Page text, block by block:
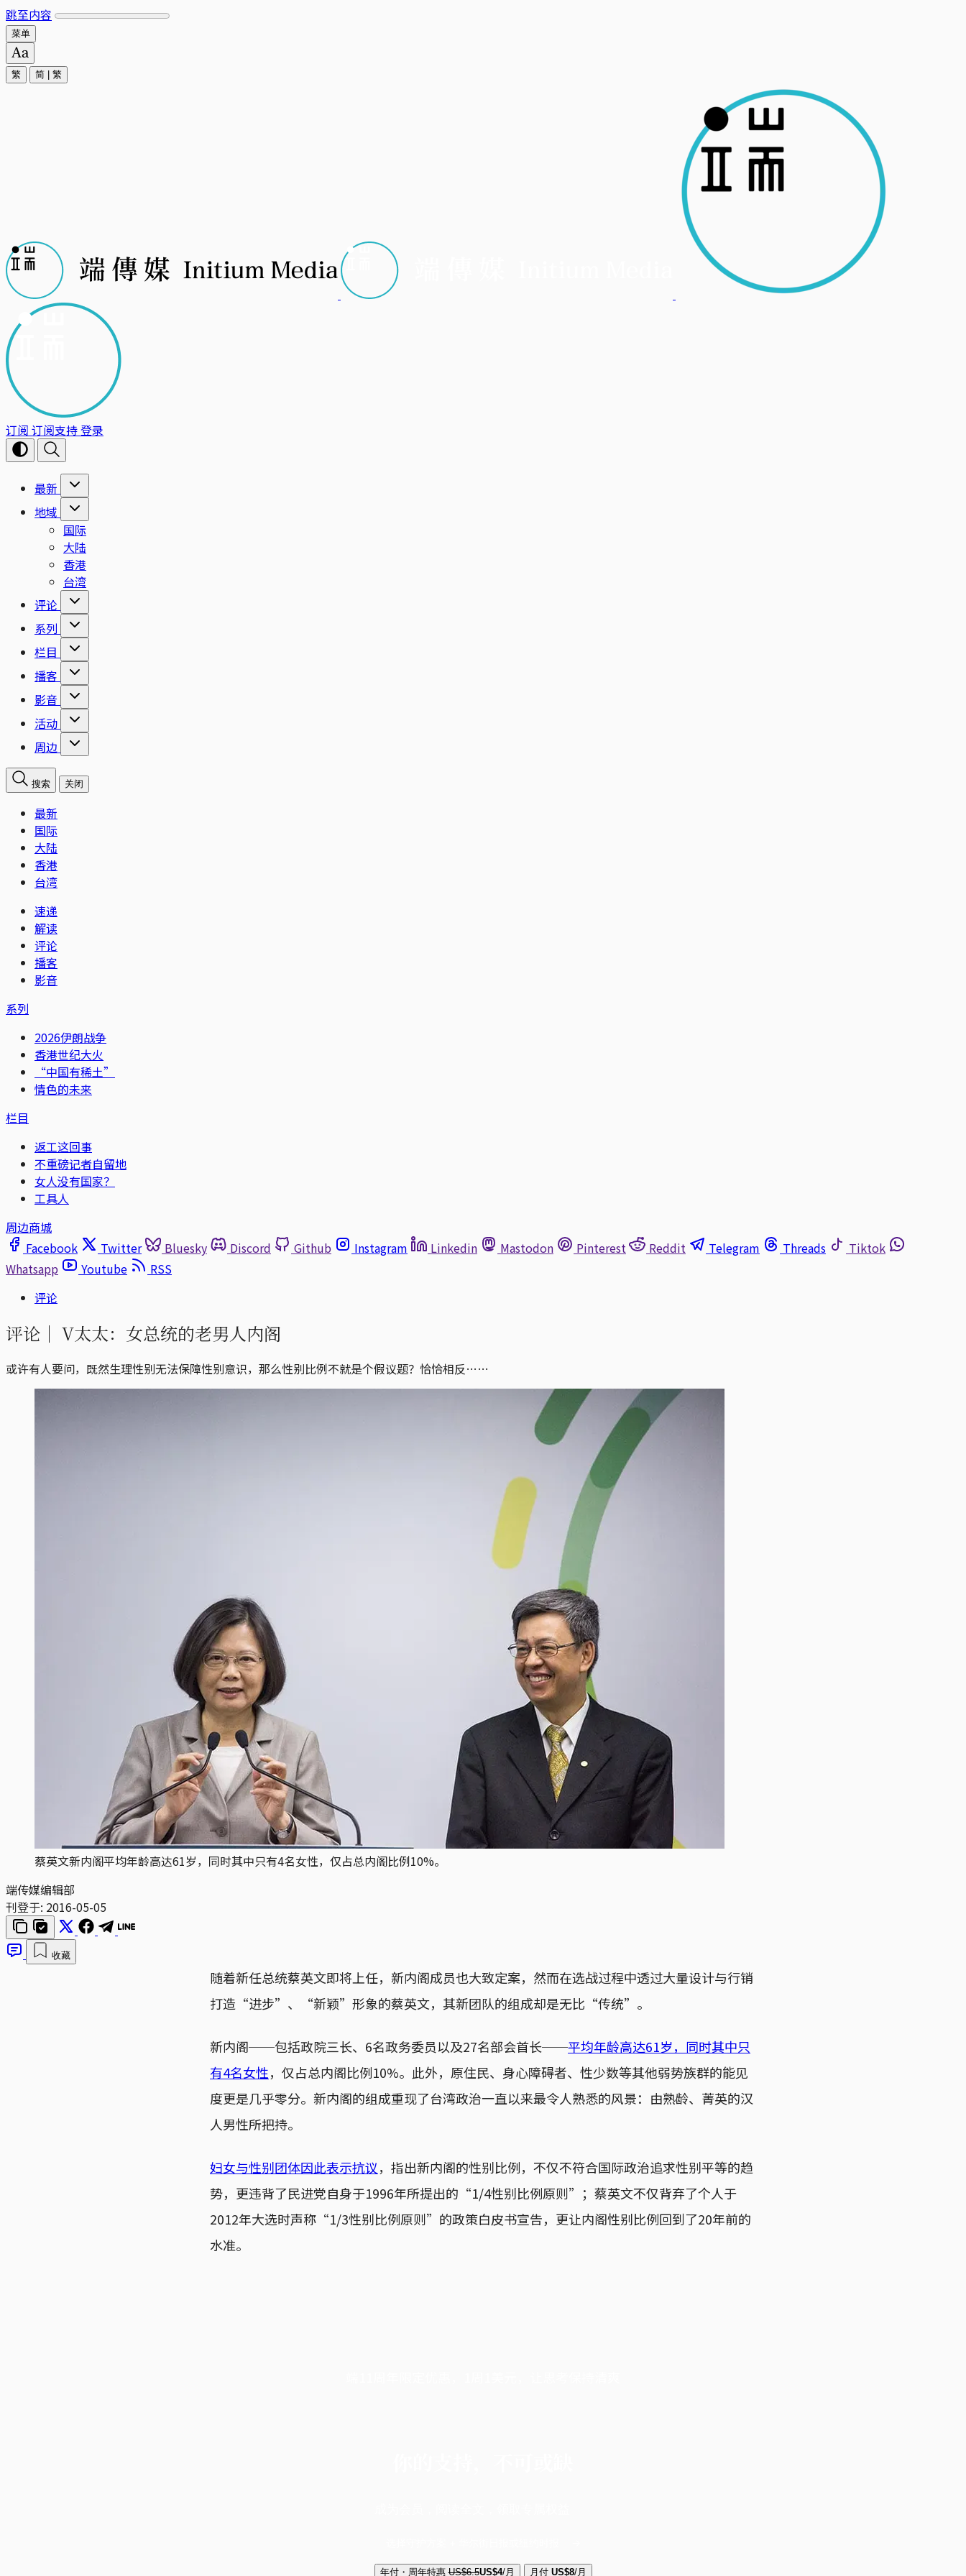
跳至内容
菜单
繁 简 繁
订阅 订阅支持登录
最新
地域
国际
大陆
香港
台湾
评论
系列
栏目
播客
影音
活动
周边
搜索 关闭
最新
国际
大陆
香港
台湾
速递
解读
评论
播客
影音
系列
2026伊朗战争
香港世纪大火
“中国有稀土”
情色的未来
栏目
返工这回事
不重磅记者自留地
女人没有国家？
工具人
周边商城
Facebook
Twitter Bluesky Discord Github Instagram Linkedin Mastodon Pinterest Reddit Telegram Threads
Tiktok
Whatsapp
Youtube
RSS
评论
评论｜ V太太：女总统的老男人内阁
或许有人要问，既然生理性别无法保障性别意识，那么性别比例不就是个假议题？恰恰相反……
蔡英文新内阁平均年龄高达61岁，同时其中只有4名女性，仅占总内阁比例10%。
端传媒编辑部
刊登于: 2016-05-05
收藏
随着新任总统蔡英文即将上任，新内阁成员也大致定案，然而在选战过程中透过大量设计与行销
打造“进步”、“新颖”形象的蔡英文，其新团队的组成却是无比“传统”。
新内阁──包括政院三长、6名政务委员以及27名部会首长──平均年龄高达61岁，同时其中只
有4名女性，仅占总内阁比例10%。此外，原住民、身心障碍者、性少数等其他弱势族群的能见
度更是几乎零分。新内阁的组成重现了台湾政治一直以来最令人熟悉的风景：由熟龄、菁英的汉
人男性所把持。
妇女与性别团体因此表示抗议，指出新内阁的性别比例，不仅不符合国际政治追求性别平等的趋
势，更违背了民进党自身于1996年所提出的“1/4性别比例原则”；蔡英文不仅背弃了个人于
2012年大选时声称“1/3性别比例原则”的政策白皮书宣告，更让内阁性别比例回到了20年前的
水准。
年付・周年特惠 US$6.5US$4/月 月付 US$8/月